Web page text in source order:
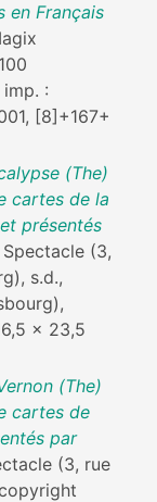
en Français
:
[8]+167+
(The)
cartes de la
présentés
(3,
s.d.,
x 23,5
(The)
cartes de
par
(3, rue